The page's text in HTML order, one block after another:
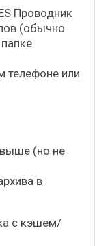
команду
по
можно
сюжетных
Проводник
(обычно
телефоне или
выше (но не
в
с кэшем/